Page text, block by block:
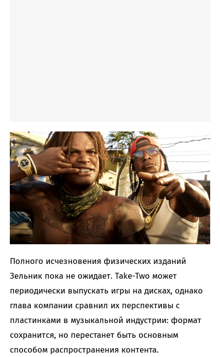
Полного исчезновения физических изданий
Зельник пока не ожидает. Take-Two может
периодически выпускать игры на дисках, однако
глава компании сравнил их перспективы с
пластинками в музыкальной индустрии: формат
сохранится, но перестанет быть основным
способом распространения контента.